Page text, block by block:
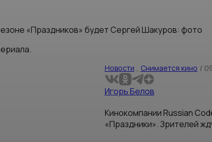
«Праздников» будет Сергей Шакуров: фото
Новости , Снимается кино /
Игорь Белов
Кинокомпании Russian
«Праздники». Зрителей